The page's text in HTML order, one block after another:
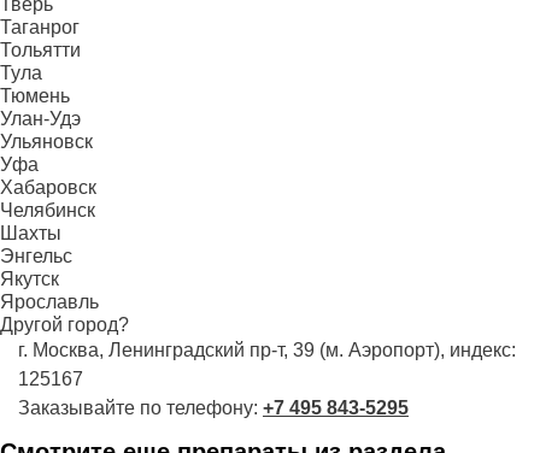
Тверь
Таганрог
Тольятти
Тула
Тюмень
Улан-Удэ
Ульяновск
Уфа
Хабаровск
Челябинск
Шахты
Энгельс
Якутск
Ярославль
Другой город?
г. Москва, Ленинградский пр-т, 39 (м. Аэропорт), индекс:
125167
Заказывайте по телефону: +7 495 843-5295